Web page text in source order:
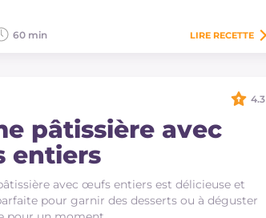
60 min LIRE RECETTE
pâtissière avec
entiers
avec œufs entiers est délicieuse et
pour garnir des desserts ou à déguster
4.3